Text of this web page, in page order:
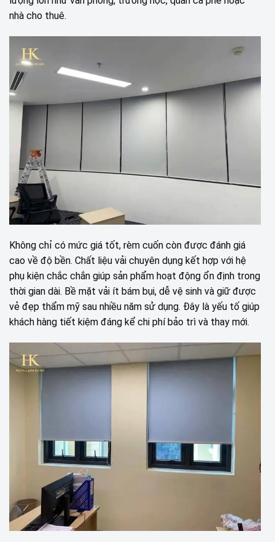
nhà cho thuê.
Không chỉ có mức giá tốt, rèm cuốn còn được đánh giá
cao về độ bền. Chất liệu vải chuyên dụng kết hợp với hệ
phụ kiện chắc chắn giúp sản phẩm hoạt động ổn định trong
thời gian dài. Bề mặt vải ít bám bụi, dễ vệ sinh và giữ được
vẻ đẹp thẩm mỹ sau nhiều năm sử dụng. Đây là yếu tố giúp
khách hàng tiết kiệm đáng kể chi phí bảo trì và thay mới.